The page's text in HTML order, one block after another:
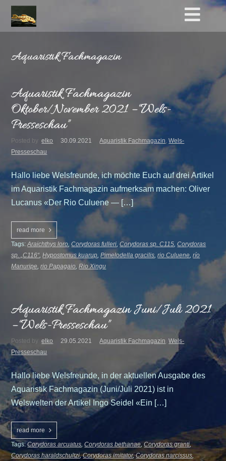
Aquaristik Fachmagazin
Aquaristik Fachmagazin
Oktober/November 2021 – “Wels-
Presseschau”
Posted by elko 30.09.2021 Aquaristik Fachmagazin,Wels-
Presseschau
Hallo liebe Welsfreunde, ich möchte Euch auf drei Artikel
im Aquaristik Fachmagazin aufmerksam machen: Oliver
Lucanus «Der Rio Culuene — […]
read more
Tags:Araichthys loro,Corydoras fulleri,Corydoras sp. C115,Corydoras
sp. „C116“,Hypostomus kuarup,Pimelodella gracilis,rio Culuene,río
Manuripe,rio Papagaio,Rio Xingu
Aquaristik Fachmagazin Juni/Juli 2021
– “Wels-Presseschau”
Posted by elko 29.05.2021 Aquaristik Fachmagazin ,Wels-
Presseschau
Hallo liebe Welsfreunde, in der aktuellen Ausgabe des
Aquaristik Fachmagazin (Juni/Juli 2021) ist in
Welswelten der Artikel Ingo Seidel «Ein […]
read more
Tags:Corydoras arcuatus,Corydoras bethanae,Corydoras granti,
Corydoras haraldschultzi,Corydoras imitator,Corydoras narcissus,